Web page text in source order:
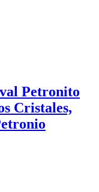
Petronito
Cristales,